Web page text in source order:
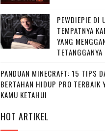
PEWDIEPIE DI
TEMPATNYA
YANG
TETANGGANYA
PANDUAN MINECRAFT: 15 TIPS
BERTAHAN HIDUP PRO TERBAIK
KAMU KETAHUI
HOT ARTIKEL